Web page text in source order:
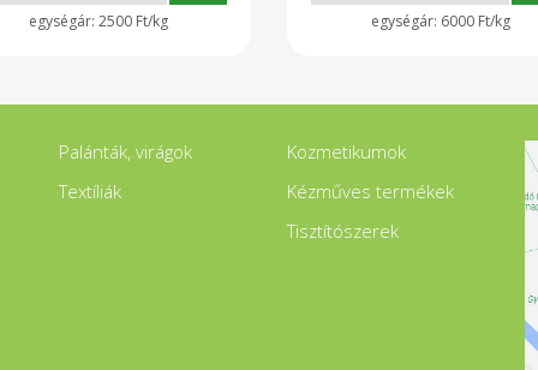
2500 Ft/kg 6000 Ft/kg
Palánták, virágok
Textíliák
Kozmetikumok
Kézműves termékek
Tisztítószerek